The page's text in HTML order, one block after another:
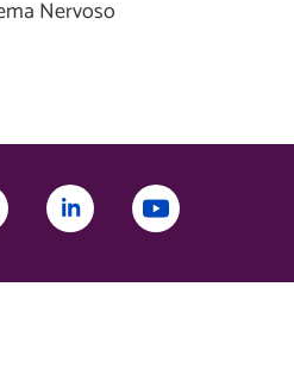
Nervoso